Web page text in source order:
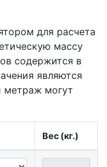
для расчета
массу
содержится в
являются
метраж могут
Вес (кг.)